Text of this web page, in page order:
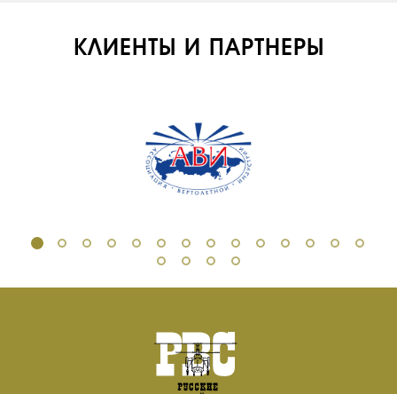
КЛИЕНТЫ И ПАРТНЕРЫ